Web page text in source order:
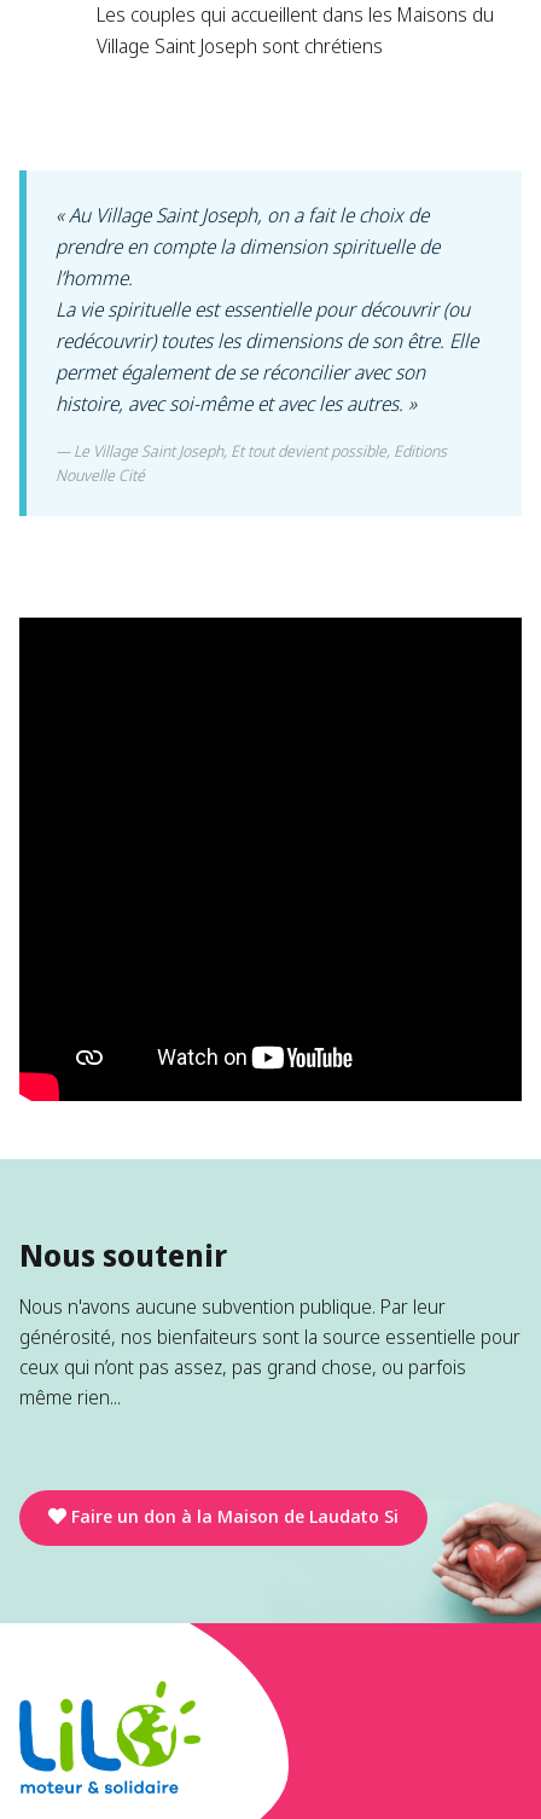
Les couples qui accueillent dans les Maisons du
Village Saint Joseph sont chrétiens
« Au Village Saint Joseph, on a fait le choix de
prendre en compte la dimension spirituelle de
l’homme.
La vie spirituelle est essentielle pour découvrir (ou
redécouvrir) toutes les dimensions de son être. Elle
permet également de se réconcilier avec son
histoire, avec soi-même et avec les autres. »
Le Village Saint Joseph, Et tout devient possible, Editions
Nouvelle Cité
Nous soutenir
Nous n'avons aucune subvention publique. Par leur
générosité, nos bienfaiteurs sont la source essentielle pour
ceux qui n’ont pas assez, pas grand chose, ou parfois
même rien...
Faire un don à la Maison de Laudato Si